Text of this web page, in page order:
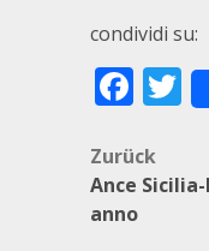
condividi su:
Zurück
Ance
anno